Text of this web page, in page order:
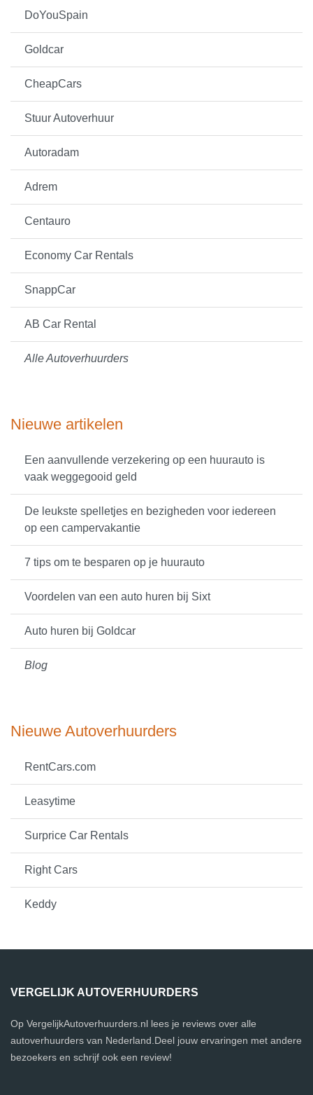
DoYouSpain
Goldcar
CheapCars
Stuur Autoverhuur
Autoradam
Adrem
Centauro
Economy Car Rentals
SnappCar
AB Car Rental
Alle Autoverhuurders
Nieuwe artikelen
Een aanvullende verzekering op een huurauto is
vaak weggegooid geld
De leukste spelletjes en bezigheden voor iedereen
op een campervakantie
7 tips om te besparen op je huurauto
Voordelen van een auto huren bij Sixt
Auto huren bij Goldcar
Blog
Nieuwe Autoverhuurders
RentCars.com
Leasytime
Surprice Car Rentals
Right Cars
Keddy
VERGELIJK AUTOVERHUURDERS
Op VergelijkAutoverhuurders.nl lees je reviews over alle
autoverhuurders van Nederland.Deel jouw ervaringen met andere
bezoekers en schrijf ook een review!